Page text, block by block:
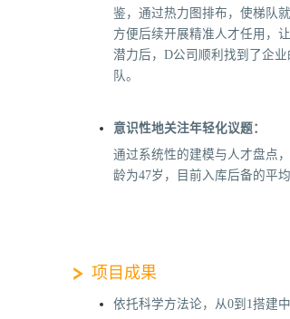
鉴，通过热力图排布，使梯队
方便后续开展精准人才任用，
潜力后，D公司顺利找到了企
队。
意识性地关注年轻化议题：
通过系统性的建模与人才盘点
龄为47岁，目前入库后备的平
项目成果
依托科学方法论，从0到1搭建